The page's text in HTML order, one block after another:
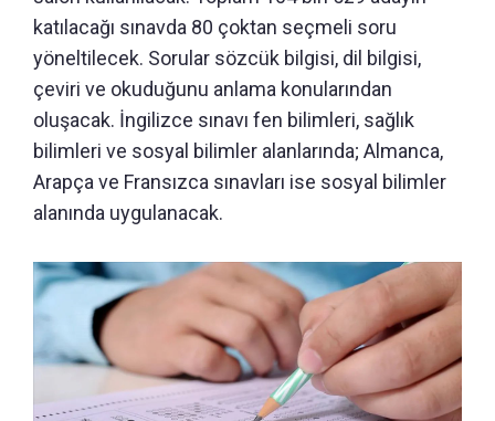
katılacağı sınavda 80 çoktan seçmeli soru
yöneltilecek. Sorular sözcük bilgisi, dil bilgisi,
çeviri ve okuduğunu anlama konularından
oluşacak. İngilizce sınavı fen bilimleri, sağlık
bilimleri ve sosyal bilimler alanlarında; Almanca,
Arapça ve Fransızca sınavları ise sosyal bilimler
alanında uygulanacak.